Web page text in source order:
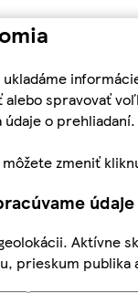
ukladáme
alebo spravovať
o
zmeniť
Aktívne
prieskum publika